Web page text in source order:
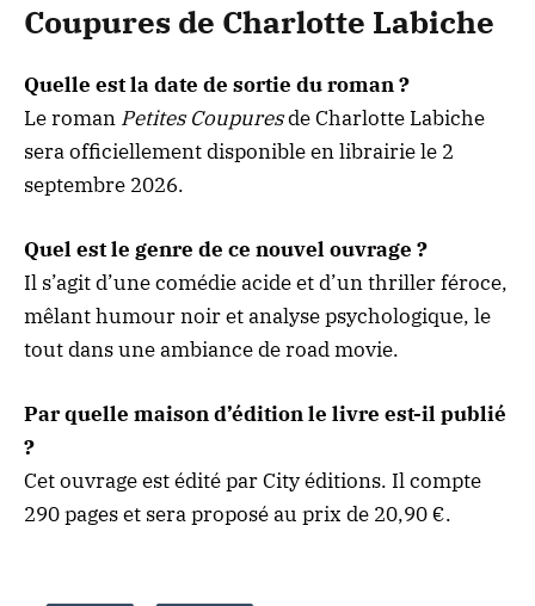
Coupures de Charlotte Labiche
Quelle est la date de sortie du roman ?
Le roman Petites Coupuresde Charlotte Labiche
sera officiellement disponible en librairie le 2
septembre 2026.
Quel est le genre de ce nouvel ouvrage ?
Il s’agit d’une comédie acide et d’un thriller féroce,
mêlant humour noir et analyse psychologique, le
tout dans une ambiance de road movie.
Par quelle maison d’édition le livre est-il publié
?
Cet ouvrage est édité par City éditions. Il compte
290 pages et sera proposé au prix de 20,90 €.